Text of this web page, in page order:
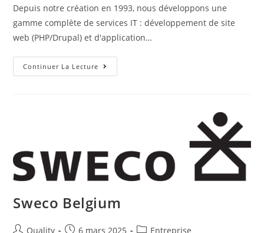
Depuis notre création en 1993, nous développons une
gamme complète de services IT : développement de site
web (PHP/Drupal) et d'application…
Continuer La Lecture
Sweco Belgium
Quality 6 mars 2025 Entreprise